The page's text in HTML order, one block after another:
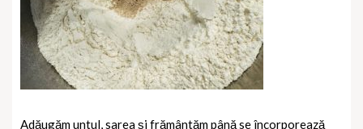
Adăugăm untul, sarea și frământăm până se încorporează